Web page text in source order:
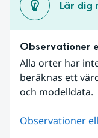
Lär dig
Observationer
Alla orter har
beräknas ett
och modelldata.
Observationer